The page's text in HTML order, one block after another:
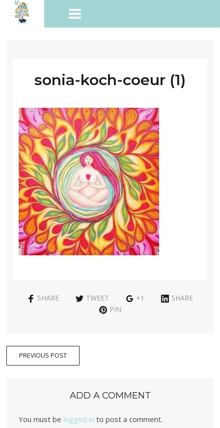
sonia-koch-coeur (1)
SHARE TWEET +1
SHARE
PIN
PREVIOUS POST
ADD A COMMENT
You must be logged in to post a comment.